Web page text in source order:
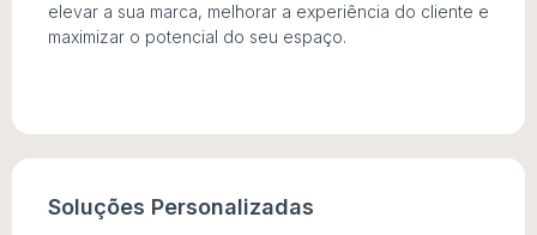
elevar a sua marca, melhorar a experiência do cliente e
maximizar o potencial do seu espaço.
Soluções Personalizadas